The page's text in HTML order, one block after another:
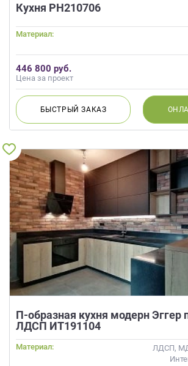
Кухня РН210706
Материал:
446 800 руб.
Цена за проект
БЫСТРЫЙЗАКАЗ
П-образная кухня модерн
ЛДСП ИТ191104
Материал:
ЛДСП,
данных.